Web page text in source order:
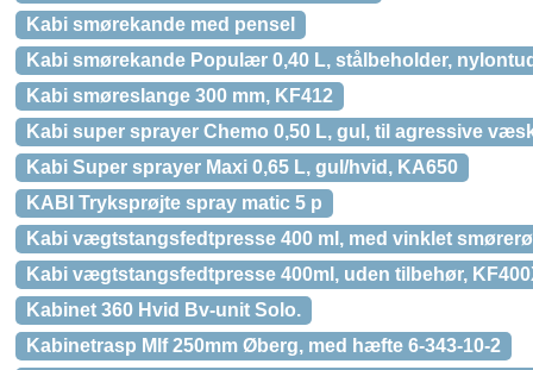
Kabi smørekande med pensel
Kabi smørekande Populær 0,40 L, stålbeholder,
Kabi smøreslange 300 mm, KF412
Kabi super sprayer Chemo 0,50 L, gul, til agressive
Kabi Super sprayer Maxi 0,65 L, gul/hvid, KA650
KABI Tryksprøjte spray matic 5 p
Kabi vægtstangsfedtpresse 400 ml, med vinklet
Kabi vægtstangsfedtpresse 400ml, uden tilbehør,
Kabinet 360 Hvid Bv-unit Solo.
Kabinetrasp Mlf 250mm Øberg, med hæfte 6-343-10-2